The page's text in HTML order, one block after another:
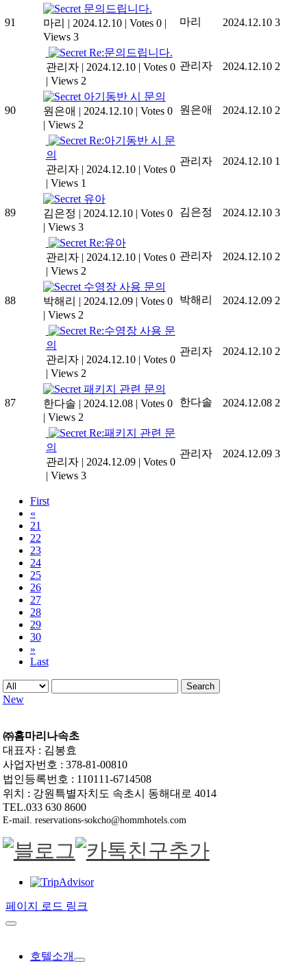
91
문의드립니다.
마리 | 2024.12.10 | Votes 0 |
Views 3
마리 2024.12.10 3
Re:문의드립니다.
관리자 | 2024.12.10 | Votes 0
| Views 2
관리자 2024.12.10 2
90
아기동반 시 문의
원은애 | 2024.12.10 | Votes 0
| Views 2
원은애 2024.12.10 2
Re:아기동반 시 문
의
관리자 | 2024.12.10 | Votes 0
| Views 1
관리자 2024.12.10 1
89
유아
김은정 | 2024.12.10 | Votes 0
| Views 3
김은정 2024.12.10 3
Re:유아
관리자 | 2024.12.10 | Votes 0
| Views 2
관리자 2024.12.10 2
88
수영장 사용 문의
박해리 | 2024.12.09 | Votes 0
| Views 2
박해리 2024.12.09 2
Re:수영장 사용 문
의
관리자 | 2024.12.10 | Votes 0
| Views 2
관리자 2024.12.10 2
87
패키지 관련 문의
한다솔 | 2024.12.08 | Votes 0
| Views 2
한다솔 2024.12.08 2
Re:패키지 관련 문
의
관리자 | 2024.12.09 | Votes 0
| Views 3
관리자 2024.12.09 3
First
«
21
22
23
24
25
26
27
28
29
30
»
Last
Search
New
㈜홈마리나속초
대표자 : 김봉효
사업자번호 : 378-81-00810
법인등록번호 : 110111-6714508
위치 : 강원특별자치도 속초시 동해대로 4014
TEL.033 630 8600
E-mail. reservations-sokcho@hommhotels.com
페이지 로드 링크
호텔소개